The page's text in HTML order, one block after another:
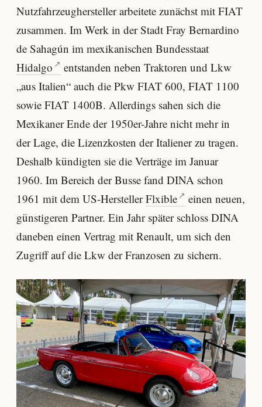
Nutzfahrzeughersteller arbeitete zunächst mit FIAT
zusammen. Im Werk in der Stadt Fray Bernardino
de Sahagún im mexikanischen Bundesstaat
Hidalgo
entstanden neben Traktoren und Lkw
„aus Italien“ auch die Pkw FIAT 600, FIAT 1100
sowie FIAT 1400B. Allerdings sahen sich die
Mexikaner Ende der 1950er-Jahre nicht mehr in
der Lage, die Lizenzkosten der Italiener zu tragen.
Deshalb kündigten sie die Verträge im Januar
1960. Im Bereich der Busse fand DINA schon
1961 mit dem US-HerstellerFlxible
einen neuen,
günstigeren Partner. Ein Jahr später schloss DINA
daneben einen Vertrag mit Renault, um sich den
Zugriff auf die Lkw der Franzosen zu sichern.